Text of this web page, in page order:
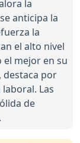
la
anticipa la
la
el alto nivel
el mejor en su
destaca por
Las
de